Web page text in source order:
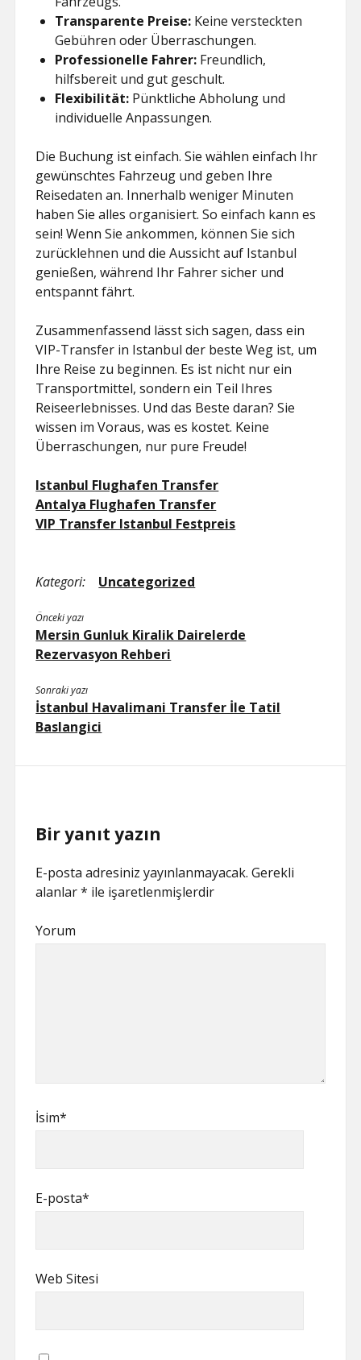
Transparente Preise: Keine versteckten
Gebühren oder Überraschungen.
Professionelle Fahrer: Freundlich,
hilfsbereit und gut geschult.
Flexibilität: Pünktliche Abholung und
individuelle Anpassungen.
Die Buchung ist einfach. Sie wählen einfach Ihr
gewünschtes Fahrzeug und geben Ihre
Reisedaten an. Innerhalb weniger Minuten
haben Sie alles organisiert. So einfach kann es
sein! Wenn Sie ankommen, können Sie sich
zurücklehnen und die Aussicht auf Istanbul
genießen, während Ihr Fahrer sicher und
entspannt fährt.
Zusammenfassend lässt sich sagen, dass ein
VIP-Transfer in Istanbul der beste Weg ist, um
Ihre Reise zu beginnen. Es ist nicht nur ein
Transportmittel, sondern ein Teil Ihres
Reiseerlebnisses. Und das Beste daran? Sie
wissen im Voraus, was es kostet. Keine
Überraschungen, nur pure Freude!
Istanbul Flughafen Transfer
Antalya Flughafen Transfer
VIP Transfer Istanbul Festpreis
Kategori: Uncategorized
Önceki yazı
Mersin Gunluk Kiralik Dairelerde
Rezervasyon Rehberi
Sonraki yazı
İstanbul Havalimani Transfer İle Tatil
Baslangici
Bir yanıt yazın
E-posta adresiniz yayınlanmayacak. Gerekli
alanlar* ile işaretlenmişlerdir
Yorum
İsim*
E-posta*
Web Sitesi